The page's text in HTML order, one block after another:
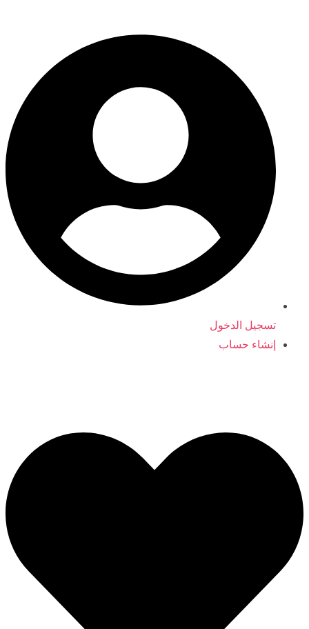
تسجيل الدخول
إنشاء حساب